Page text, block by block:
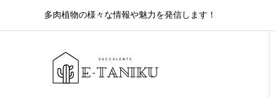
多肉植物の様々な情報や魅力を発信します！